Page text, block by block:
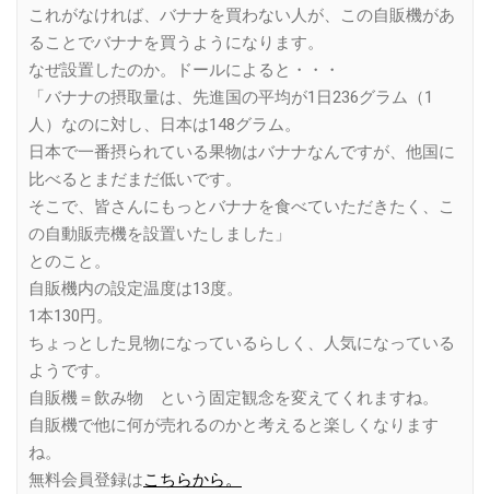
これがなければ、バナナを買わない人が、この自販機があ
ることでバナナを買うようになります。
なぜ設置したのか。ドールによると・・・
「バナナの摂取量は、先進国の平均が1日236グラム（1
人）なのに対し、日本は148グラム。
日本で一番摂られている果物はバナナなんですが、他国に
比べるとまだまだ低いです。
そこで、皆さんにもっとバナナを食べていただきたく、こ
の自動販売機を設置いたしました」
とのこと。
自販機内の設定温度は13度。
1本130円。
ちょっとした見物になっているらしく、人気になっている
ようです。
自販機＝飲み物 という固定観念を変えてくれますね。
自販機で他に何が売れるのかと考えると楽しくなります
ね。
無料会員登録はこちらから。